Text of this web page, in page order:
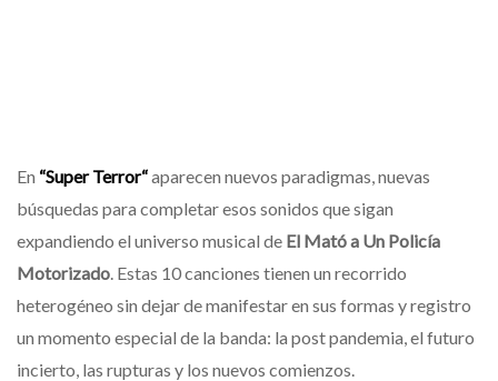
En “Super Terror“aparecen nuevos paradigmas, nuevas
búsquedas para completar esos sonidos que sigan
expandiendo el universo musical de El Mató a Un Policía
Motorizado. Estas 10 canciones tienen un recorrido
heterogéneo sin dejar de manifestar en sus formas y registro
un momento especial de la banda: la post pandemia, el futuro
incierto, las rupturas y los nuevos comienzos.